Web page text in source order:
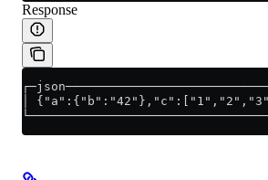
Response
│